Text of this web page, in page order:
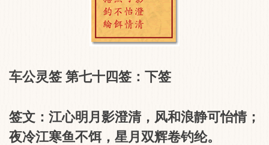
车公灵签 第七十四签：下签
签文：江心明月影澄清，风和浪静可怡情；
夜冷江寒鱼不饵，星月双辉卷钓纶。